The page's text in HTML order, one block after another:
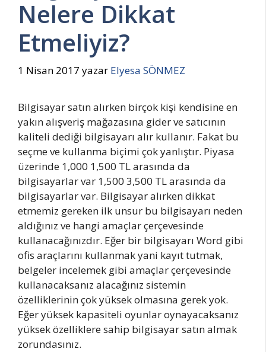
Nelere Dikkat
Etmeliyiz?
1 Nisan 2017 yazar Elyesa SÖNMEZ
Bilgisayar satın alırken birçok kişi kendisine en
yakın alışveriş mağazasına gider ve satıcının
kaliteli dediği bilgisayarı alır kullanır. Fakat bu
seçme ve kullanma biçimi çok yanlıştır. Piyasa
üzerinde 1,000 1,500 TL arasında da
bilgisayarlar var 1,500 3,500 TL arasında da
bilgisayarlar var. Bilgisayar alırken dikkat
etmemiz gereken ilk unsur bu bilgisayarı neden
aldığınız ve hangi amaçlar çerçevesinde
kullanacağınızdır. Eğer bir bilgisayarı Word gibi
ofis araçlarını kullanmak yani kayıt tutmak,
belgeler incelemek gibi amaçlar çerçevesinde
kullanacaksanız alacağınız sistemin
özelliklerinin çok yüksek olmasına gerek yok.
Eğer yüksek kapasiteli oyunlar oynayacaksanız
yüksek özelliklere sahip bilgisayar satın almak
zorundasınız.